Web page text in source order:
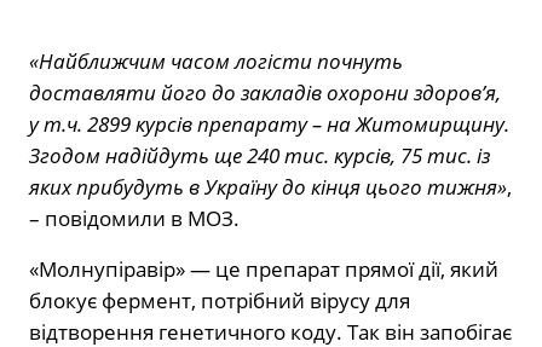
«Найближчим часом логісти почнуть
доставляти його до закладів охорони здоров’я,
у т.ч. 2899 курсів препарату – на Житомирщину.
Згодом надійдуть ще 240 тис. курсів, 75 тис. із
яких прибудуть в Україну до кінця цього тижня»,
– повідомили в МОЗ.
«Молнупіравір» — це препарат прямої дії, який
блокує фермент, потрібний вірусу для
відтворення генетичного коду. Так він запобігає